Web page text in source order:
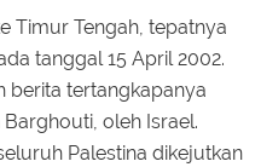
Timur Tengah, tepatnya
tanggal 15 April 2002.
berita tertangkapanya
oleh Israel.
Palestina dikejutkan